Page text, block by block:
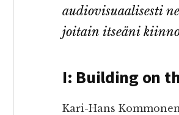
audiovisuaalisesti
joitain itseäni
I: Building on
Kari-Hans